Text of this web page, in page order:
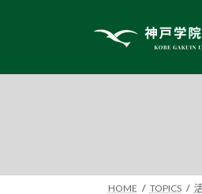
プ
動
HOME TOPICS